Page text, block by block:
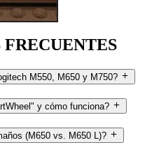
M550, M650 y M750?
y cómo funciona?
(M650 vs. M650 L)?